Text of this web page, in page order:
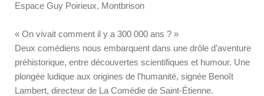
Espace Guy Poirieux, Montbrison
« On vivait comment il y a 300 000 ans ? »
Deux comédiens nous embarquent dans une drôle d’aventure
préhistorique, entre découvertes scientifiques et humour. Une
plongée ludique aux origines de l’humanité, signée Benoît
Lambert, directeur de La Comédie de Saint-Étienne.